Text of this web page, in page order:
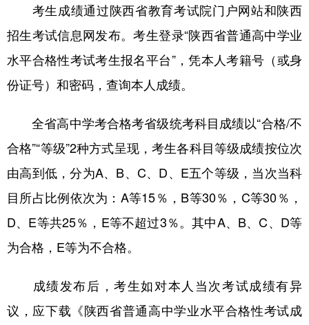
四川 贵州 云南 西藏
新疆 内蒙古 黑龙江
考生成绩通过陕西省教育考试院门户网站和陕西
招生考试信息网发布。考生登录“陕西省普通高中学业
水平合格性考试考生报名平台”，凭本人考籍号（或身
份证号）和密码，查询本人成绩。
全省高中学考合格考省级统考科目成绩以“合格/不
合格”“等级”2种方式呈现，考生各科目等级成绩按位次
由高到低，分为A、B、C、D、E五个等级，当次当科
目所占比例依次为：A等15％，B等30％，C等30％，
D、E等共25％，E等不超过3％。其中A、B、C、D等
为合格，E等为不合格。
成绩发布后，考生如对本人当次考试成绩有异
议，应下载《陕西省普通高中学业水平合格性考试成